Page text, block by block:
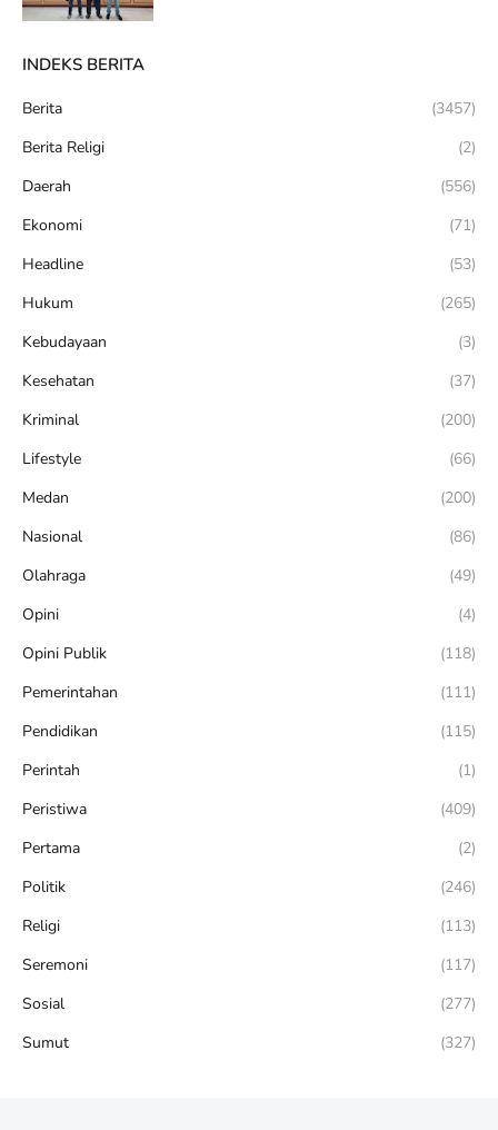
INDEKS BERITA
Berita
(3457)
Berita Religi
(2)
Daerah
(556)
Ekonomi
(71)
Headline
(53)
Hukum
(265)
Kebudayaan
(3)
Kesehatan
(37)
Kriminal
(200)
Lifestyle
(66)
Medan
(200)
Nasional
(86)
Olahraga
(49)
Opini
(4)
Opini Publik
(118)
Pemerintahan
(111)
Pendidikan
(115)
Perintah
(1)
Peristiwa
(409)
Pertama
(2)
Politik
(246)
Religi
(113)
Seremoni
(117)
Sosial
(277)
Sumut
(327)